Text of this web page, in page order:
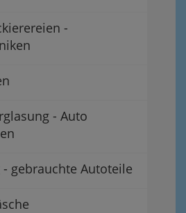
-
- Auto
gebrauchte Autoteile